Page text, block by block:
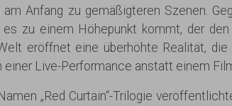
am Anfang zu gemäßigteren Szenen.
es zu einem Höhepunkt kommt, der
eröffnet eine überhöhte Realität,
einer Live-Performance anstatt einem
„Red Curtain“-Trilogie